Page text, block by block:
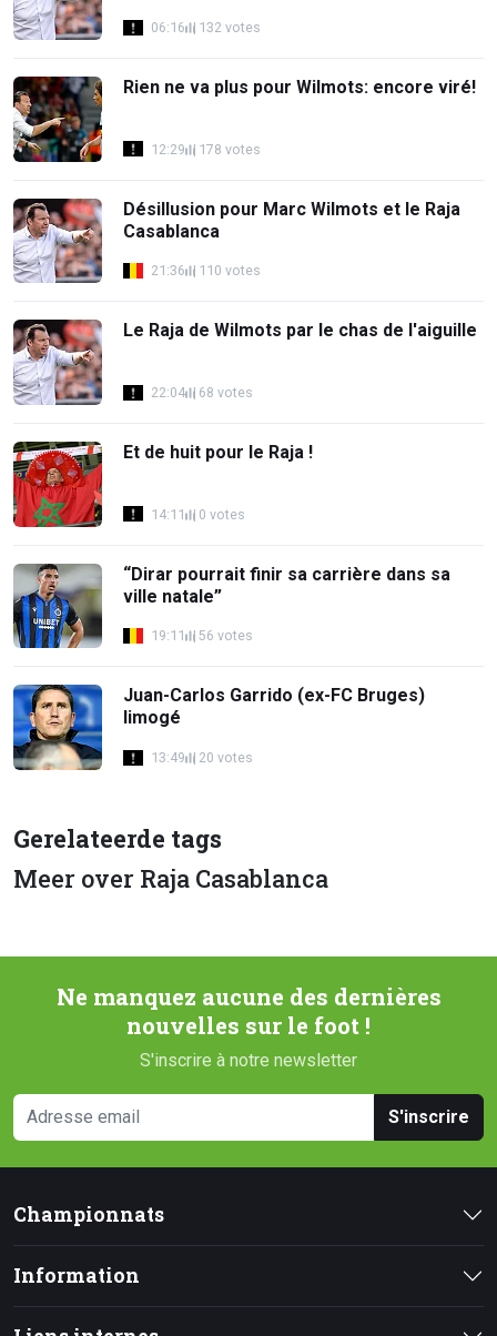
06:16 132 votes
Rien ne va plus pour Wilmots: encore viré!
12:29 178 votes
Désillusion pour Marc Wilmots et le Raja
Casablanca
21:36 110 votes
Le Raja de Wilmots par le chas de l'aiguille
22:04 68 votes
Et de huit pour le Raja !
14:11 0 votes
“Dirar pourrait finir sa carrière dans sa
ville natale”
19:11 56 votes
Juan-Carlos Garrido (ex-FC Bruges)
limogé
13:49 20 votes
Gerelateerde tags
Meer over Raja Casablanca
Ne manquez aucune des dernières
nouvelles sur le foot !
S'inscrire à notre newsletter
S'inscrire
Championnats
Information